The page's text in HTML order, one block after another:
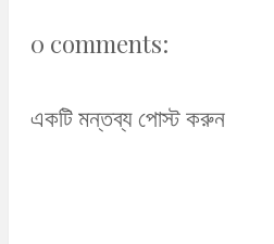
0 comments:
একটি মন্তব্য পোস্ট করুন